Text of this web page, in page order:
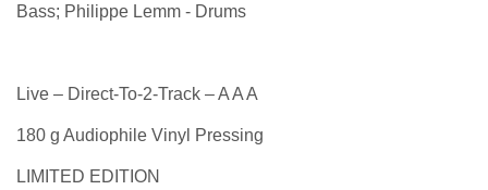
Bass; Philippe Lemm - Drums
Live – Direct-To-2-Track – A A A
180 g Audiophile Vinyl Pressing
LIMITED EDITION